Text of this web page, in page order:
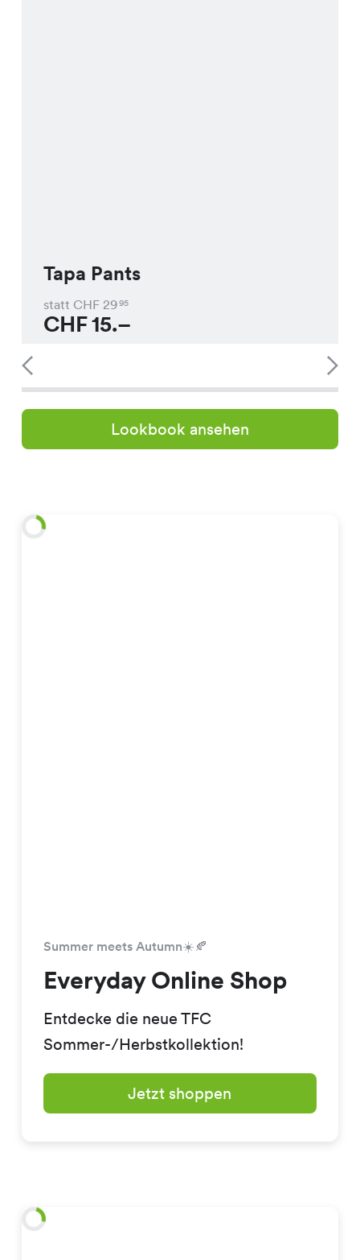
Tapa Pants
statt CHF 2995
CHF15.–
Lookbook ansehen
Summer meets Autumn☀️🍂
Everyday Online Shop
Entdecke die neue TFC
Sommer-/Herbstkollektion!
Jetzt shoppen